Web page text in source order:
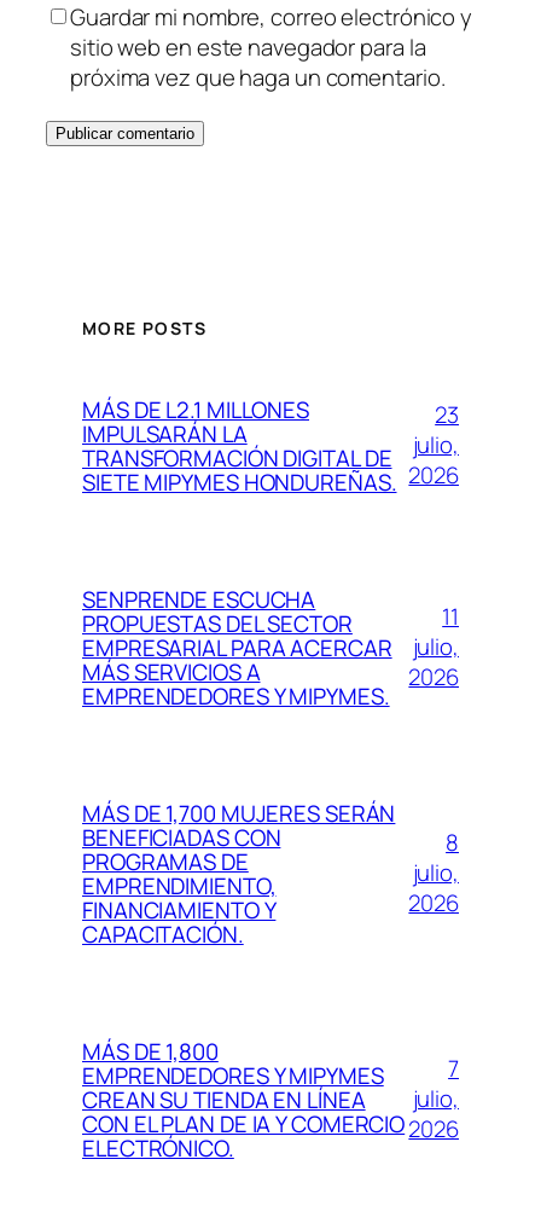
Guardar mi nombre, correo electrónico y
sitio web en este navegador para la
próxima vez que haga un comentario.
MORE POSTS
MÁS DE L2.1 MILLONES
IMPULSARÁN LA
TRANSFORMACIÓN DIGITAL DE
SIETE MIPYMES HONDUREÑAS.
23
julio,
2026
SENPRENDE ESCUCHA
PROPUESTAS DEL SECTOR
EMPRESARIAL PARA ACERCAR
MÁS SERVICIOS A
EMPRENDEDORES Y MIPYMES.
11
julio,
2026
MÁS DE 1,700 MUJERES SERÁN
BENEFICIADAS CON
PROGRAMAS DE
EMPRENDIMIENTO,
FINANCIAMIENTO Y
CAPACITACIÓN.
8
julio,
2026
MÁS DE 1,800
EMPRENDEDORES Y MIPYMES
CREAN SU TIENDA EN LÍNEA
CON EL PLAN DE IA Y COMERCIO
ELECTRÓNICO.
7
julio,
2026